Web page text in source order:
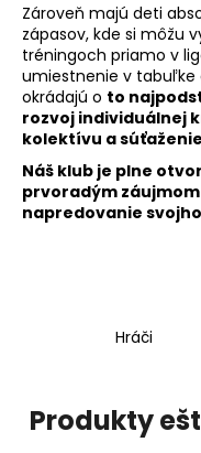
Zároveň majú deti
zápasov, kde si môžu
tréningoch priamo v
umiestnenie v tabuľke
okrádajú o to
rozvoj individuálnej
kolektívu a
Náš klub je plne
prvoradým
napredovanie
Hráči
Produkty